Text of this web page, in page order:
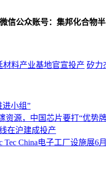
信公众账号：集邦化合物半
材料产业基地官宣投产 矽力
进小组”
资源，中国芯片要打“优势
在沪建成投产
China电子工厂设施展6